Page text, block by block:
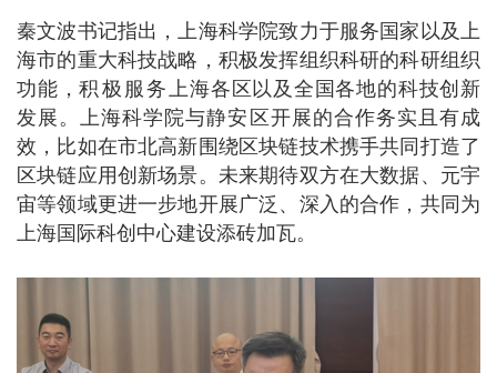
秦文波书记指出，上海科学院致力于服务国家以及上
海市的重大科技战略，积极发挥组织科研的科研组织
功能，积极服务上海各区以及全国各地的科技创新
发展。上海科学院与静安区开展的合作务实且有成
效，比如在市北高新围绕区块链技术携手共同打造了
区块链应用创新场景。未来期待双方在大数据、元宇
宙等领域更进一步地开展广泛、深入的合作，共同为
上海国际科创中心建设添砖加瓦。